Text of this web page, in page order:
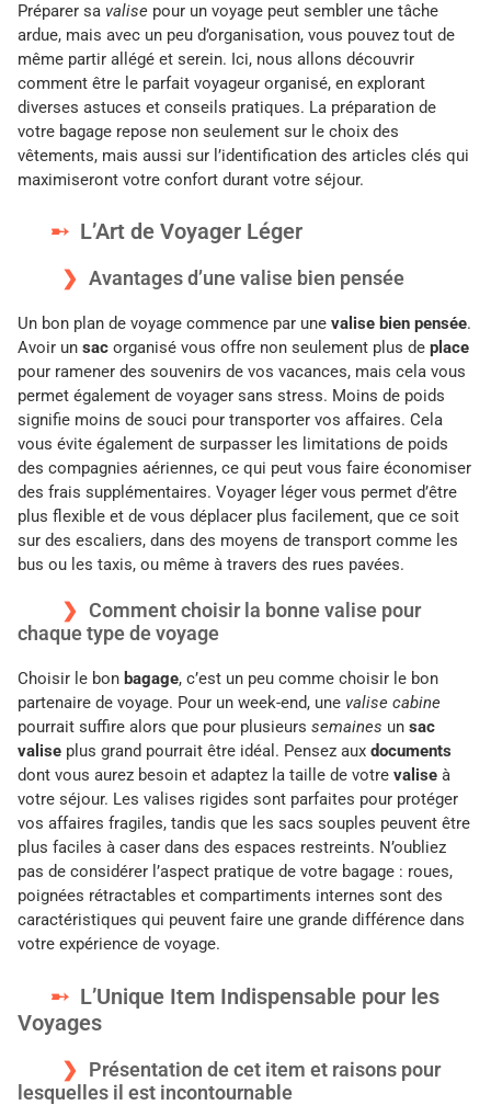
Préparer sa valise pour un voyage peut sembler une tâche
ardue, mais avec un peu d’organisation, vous pouvez tout de
même partir allégé et serein. Ici, nous allons découvrir
comment être le parfait voyageur organisé, en explorant
diverses astuces et conseils pratiques. La préparation de
votre bagage repose non seulement sur le choix des
vêtements, mais aussi sur l’identification des articles clés qui
maximiseront votre confort durant votre séjour.
L’Art de Voyager Léger
Avantages d’une valise bien pensée
Un bon plan de voyage commence par une valise bien pensée.
Avoir un sac organisé vous offre non seulement plus de place
pour ramener des souvenirs de vos vacances, mais cela vous
permet également de voyager sans stress. Moins de poids
signifie moins de souci pour transporter vos affaires. Cela
vous évite également de surpasser les limitations de poids
des compagnies aériennes, ce qui peut vous faire économiser
des frais supplémentaires. Voyager léger vous permet d’être
plus flexible et de vous déplacer plus facilement, que ce soit
sur des escaliers, dans des moyens de transport comme les
bus ou les taxis, ou même à travers des rues pavées.
Comment choisir la bonne valise pour
chaque type de voyage
Choisir le bon bagage, c’est un peu comme choisir le bon
partenaire de voyage. Pour un week-end, une valise cabine
pourrait suffire alors que pour plusieurs semaines un sac
valise plus grand pourrait être idéal. Pensez aux documents
dont vous aurez besoin et adaptez la taille de votre valise à
votre séjour. Les valises rigides sont parfaites pour protéger
vos affaires fragiles, tandis que les sacs souples peuvent être
plus faciles à caser dans des espaces restreints. N’oubliez
pas de considérer l’aspect pratique de votre bagage : roues,
poignées rétractables et compartiments internes sont des
caractéristiques qui peuvent faire une grande différence dans
votre expérience de voyage.
L’Unique Item Indispensable pour les
Voyages
Présentation de cet item et raisons pour
lesquelles il est incontournable